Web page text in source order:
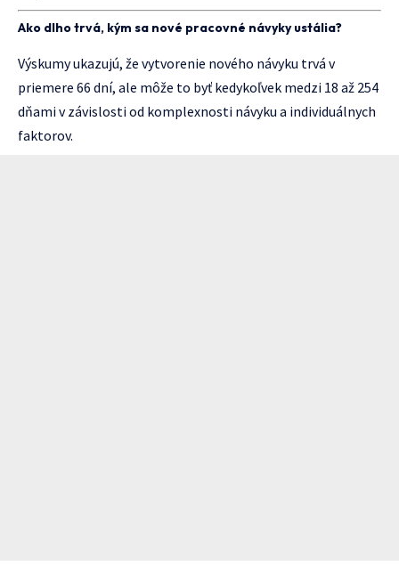
Ako dlho trvá, kým sa nové pracovné návyky ustália?
Výskumy ukazujú, že vytvorenie nového návyku trvá v
priemere 66 dní, ale môže to byť kedykoľvek medzi 18 až 254
dňami v závislosti od komplexnosti návyku a individuálnych
faktorov.